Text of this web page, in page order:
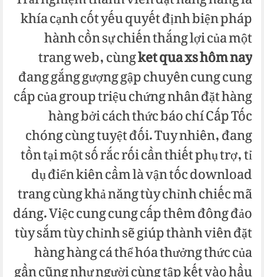
khía cạnh cốt yếu quyết định biện pháp
hành cồn sự chiến thắng lợi của một
trang web, cùngket qua xs hôm nay
đang gắng gượng gập chuyên cung cung
cấp của group triệu chứng nhân đặt hàng
hàng bởi cách thức báo chí Cấp Tốc
chóng cùng tuyệt đối. Tuy nhiên, đang
tồn tại một số rắc rối cần thiết phụ trợ, tỉ
dụ điển kiên cầm là vận tốc download
trang cùng khả năng tùy chỉnh chiếc mã
dáng. Việc cung cung cấp thêm đông đảo
tùy sắm tùy chỉnh sẽ giúp thành viên đặt
hàng hàng cá thể hóa thưởng thức của